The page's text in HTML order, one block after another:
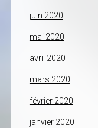
juin 2020
mai 2020
avril 2020
mars 2020
février 2020
janvier 2020